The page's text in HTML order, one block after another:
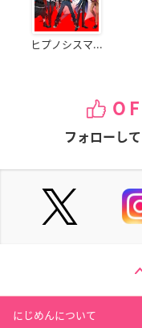
ヒプノシスマ...
フォローし
にじめんについて